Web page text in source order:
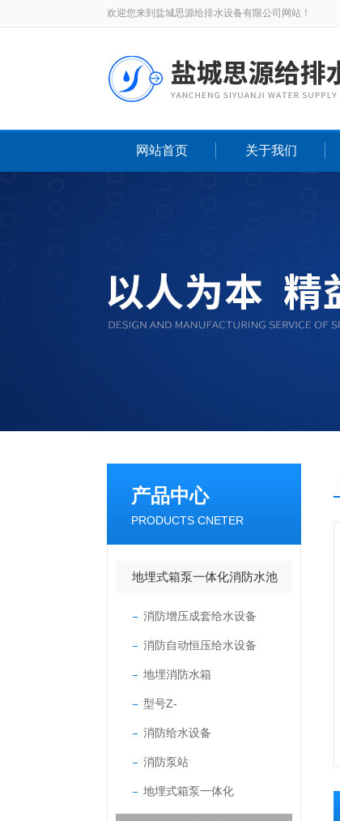
欢迎您来到盐城思源给排水设备有限公司网站！
网站首页 关于我们
产品中心
PRODUCTS CNETER
地埋式箱泵一体化消防水池
消防增压成套给水设备
消防自动恒压给水设备
地埋消防水箱
型号Z-
消防给水设备
消防泵站
地埋式箱泵一体化